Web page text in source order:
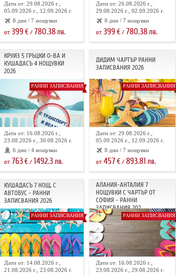
Дати от: 29.08.2026 г.,
05.09.2026 г., 12.09.2026 г.
8 дни / 7 нощувки
от: 399 €/ 780.38лв.
Дати от: 26.08.2026 г.,
29.08.2026 г., 02.09.2026 г.
8 дни / 7 нощувки
от: 399 €/ 780.38лв.
КРУИЗ 5 ГРЪЦКИ О-ВА И
КУШАДАСЪ 4 НОЩУВКИ
2026
РАННИ ЗАПИСВАНИЯ
Дати от: 16.08.2026 г.,
23.08.2026 г., 30.08.2026 г.
6 дни / 4 нощувки
от: 763€/ 1492.3лв.
ДИДИМ ЧАРТЪР РАННИ
ЗАПИСВАНИЯ 2026
РАННИ ЗАПИСВАНИЯ
Дати от: 29.08.2026 г.,
05.09.2026 г., 12.09.2026 г.
8 дни / 7 нощувки
от: 457€/ 893.81 лв.
КУШАДАСЪ 7 НОЩ. С
АВТОБУС - РАННИ
ЗАПИСВАНИЯ 2026
РАННИ ЗАПИСВАНИЯ
Дати от: 14.08.2026 г.,
21.08.2026 г., 23.08.2026 г.
АЛАНИЯ-АНТАЛИЯ 7
НОЩУВКИ С ЧАРТЪР ОТ
СОФИЯ - РАННИ
ЗАПИСВАНИЯ 202...
РАННИ ЗАПИСВАНИЯ
Дати от: 16.08.2026 г.,
23.08.2026 г., 29.08.2026 г.